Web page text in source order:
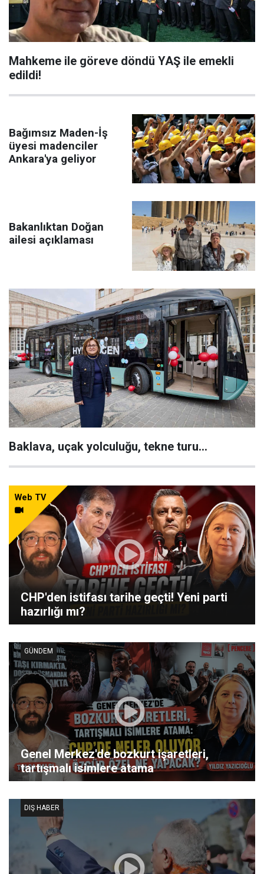
Mahkeme ile göreve döndü YAŞ ile emekli
edildi!
Bağımsız Maden-İş
üyesi madenciler
Ankara'ya geliyor
Bakanlıktan Doğan
ailesi açıklaması
Baklava, uçak yolculuğu, tekne turu...
Web TV
CHP'den istifası tarihe geçti! Yeni parti
hazırlığı mı?
Genel Merkez'de bozkurt işaretleri,
tartışmalı isimlere atama
GÜNDEM
DIŞ HABER